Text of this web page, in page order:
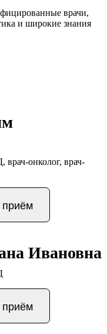
врачи,
и широкие знания
врач-онколог, врач-
приём
Ивановна
приём